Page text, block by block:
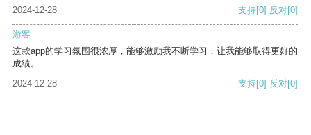
2024-12-28 支持[0] 反对[0]
游客
这款app的学习氛围很浓厚，能够激励我不断学习，让我能够取得更好的
成绩。
2024-12-28
支持[0] 反对[0]